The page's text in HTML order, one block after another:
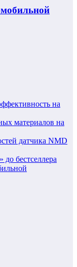
на
материалов на
датчика NMD
бестселлера